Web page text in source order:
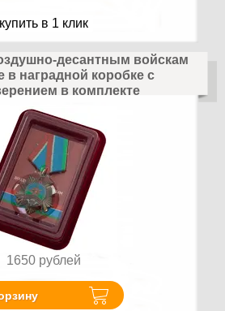
купить в 1 клик
десантным войскам
в наградной коробке с
в комплекте
1650 рублей